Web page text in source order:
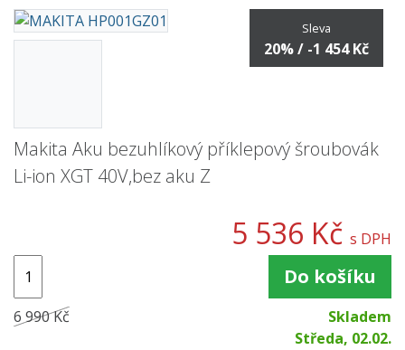
Sleva
20% / -1 454 Kč
Makita Aku bezuhlíkový příklepový šroubovák
Li-ion XGT 40V,bez aku Z
5 536 Kč s DPH
Do košíku
6 990 Kč
Skladem
Středa, 02.02.